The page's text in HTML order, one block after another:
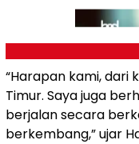
“Harapan kami, dari
Timur. Saya juga
berjalan secara
berkembang,” ujar